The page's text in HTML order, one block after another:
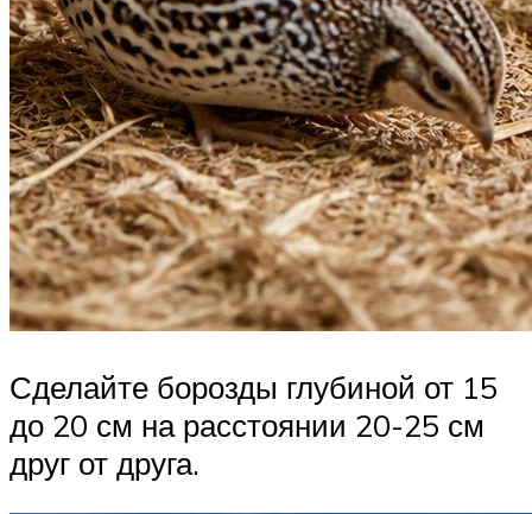
Сделайте борозды глубиной от 15
до 20 см на расстоянии 20-25 см
друг от друга.